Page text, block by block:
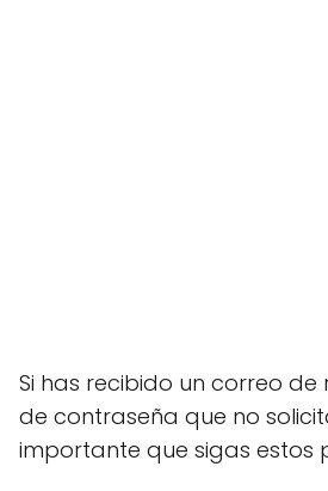
Si has recibido un correo
de contraseña que no
importante que sigas estos